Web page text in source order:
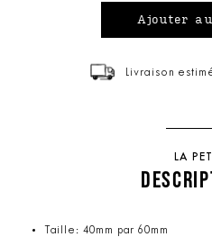
Livraison
LA
Taille: 40mm par 60mm